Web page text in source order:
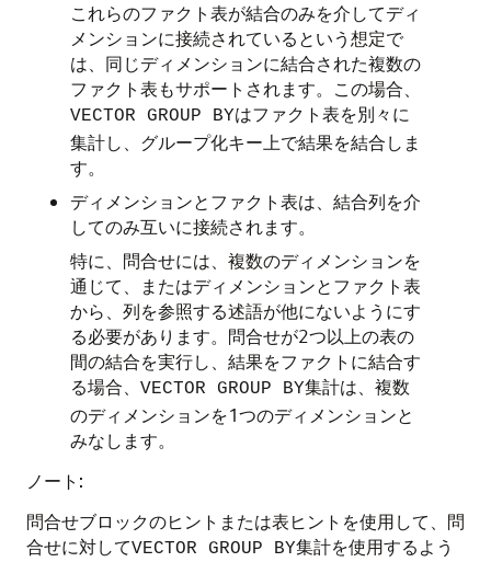
これらのファクト表が結合のみを介してディ
メンションに接続されているという想定で
は、同じディメンションに結合された複数の
ファクト表もサポートされます。この場合、
VECTOR GROUP BYはファクト表を別々に
集計し、グループ化キー上で結果を結合しま
す。
ディメンションとファクト表は、結合列を介
してのみ互いに接続されます。
特に、問合せには、複数のディメンションを
通じて、またはディメンションとファクト表
から、列を参照する述語が他にないようにす
る必要があります。問合せが2つ以上の表の
間の結合を実行し、結果をファクトに結合す
る場合、 VECTOR GROUP BY集計は、複数
のディメンションを1つのディメンションと
みなします。
ノート:
問合せブロックのヒントまたは表ヒントを使用して、問
合せに対してVECTOR GROUP BY集計を使用するよう